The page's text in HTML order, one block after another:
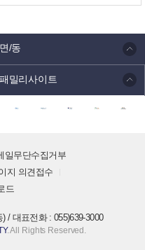
면/동
패밀리사이트
일무단수집거부
지 의견접수
드
/ 대표전화 : 055)639-3000
. All Rights Reserved.